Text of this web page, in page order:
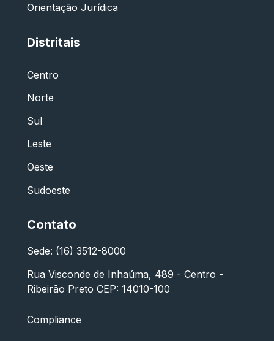
Orientação Jurídica
Distritais
Centro
Norte
Sul
Leste
Oeste
Sudoeste
Contato
Sede: (16) 3512-8000
Rua Visconde de Inhaúma, 489 - Centro -
Ribeirão Preto CEP: 14010-100
Compliance